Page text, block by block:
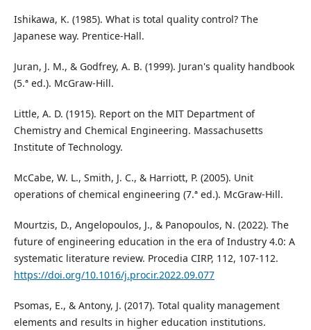
Ishikawa, K. (1985). What is total quality control? The
Japanese way. Prentice-Hall.
Juran, J. M., & Godfrey, A. B. (1999). Juran's quality handbook
(5.ª ed.). McGraw-Hill.
Little, A. D. (1915). Report on the MIT Department of
Chemistry and Chemical Engineering. Massachusetts
Institute of Technology.
McCabe, W. L., Smith, J. C., & Harriott, P. (2005). Unit
operations of chemical engineering (7.ª ed.). McGraw-Hill.
Mourtzis, D., Angelopoulos, J., & Panopoulos, N. (2022). The
future of engineering education in the era of Industry 4.0: A
systematic literature review. Procedia CIRP, 112, 107-112.
https://doi.org/10.1016/j.procir.2022.09.077
Psomas, E., & Antony, J. (2017). Total quality management
elements and results in higher education institutions.